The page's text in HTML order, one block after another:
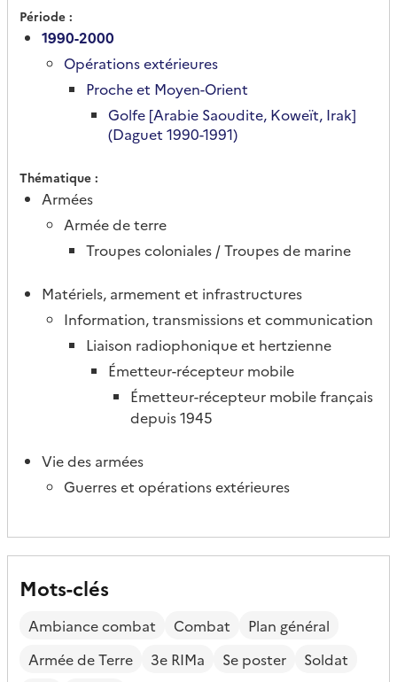
Période
1990-2000
Opérations extérieures
Proche et Moyen-Orient
Golfe [Arabie Saoudite, Koweït, Irak]
(Daguet 1990-1991)
Thématique
Armées
Armée de terre
Troupes coloniales / Troupes de marine
Matériels, armement et infrastructures
Information, transmissions et communication
Liaison radiophonique et hertzienne
Émetteur-récepteur mobile
Émetteur-récepteur mobile français
depuis 1945
Vie des armées
Guerres et opérations extérieures
Mots-clés
Ambiance combat Combat
Plan général
Armée de Terre
3e RIMa Se poster Soldat